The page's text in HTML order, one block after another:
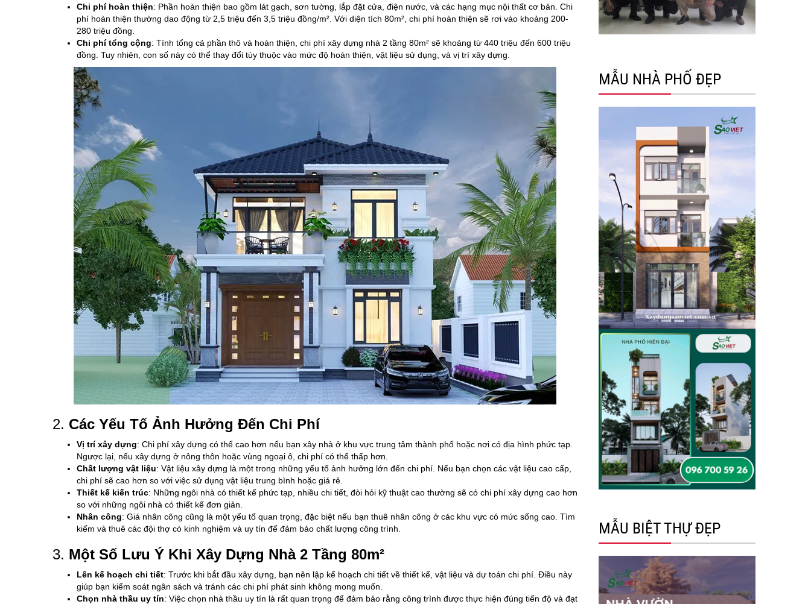
Chi phí hoàn thiện: Phần hoàn thiện bao gồm lát gạch, sơn tường, lắp đặt cửa, điện nước, và các hạng mục nội thất cơ bản. Chi
phí hoàn thiện thường dao động từ 2,5 triệu đến 3,5 triệu đồng/m². Với diện tích 80m², chi phí hoàn thiện sẽ rơi vào khoảng 200-
280 triệu đồng.
Chi phí tổng cộng: Tính tổng cả phần thô và hoàn thiện, chi phí xây dựng nhà 2 tầng 80m² sẽ khoảng từ 440 triệu đến 600 triệu
đồng. Tuy nhiên, con số này có thể thay đổi tùy thuộc vào mức độ hoàn thiện, vật liệu sử dụng, và vị trí xây dựng.
2. Các Yếu Tố Ảnh Hưởng Đến Chi Phí
Vị trí xây dựng: Chi phí xây dựng có thể cao hơn nếu bạn xây nhà ở khu vực trung tâm thành phố hoặc nơi có địa hình phức tạp.
Ngược lại, nếu xây dựng ở nông thôn hoặc vùng ngoại ô, chi phí có thể thấp hơn.
Chất lượng vật liệu: Vật liệu xây dựng là một trong những yếu tố ảnh hưởng lớn đến chi phí. Nếu bạn chọn các vật liệu cao cấp,
chi phí sẽ cao hơn so với việc sử dụng vật liệu trung bình hoặc giá rẻ.
Thiết kế kiến trúc: Những ngôi nhà có thiết kế phức tạp, nhiều chi tiết, đòi hỏi kỹ thuật cao thường sẽ có chi phí xây dựng cao hơn
so với những ngôi nhà có thiết kế đơn giản.
Nhân công: Giá nhân công cũng là một yếu tố quan trọng, đặc biệt nếu bạn thuê nhân công ở các khu vực có mức sống cao. Tìm
kiếm và thuê các đội thợ có kinh nghiệm và uy tín để đảm bảo chất lượng công trình.
3. Một Số Lưu Ý Khi Xây Dựng Nhà 2 Tầng 80m²
Lên kế hoạch chi tiết: Trước khi bắt đầu xây dựng, bạn nên lập kế hoạch chi tiết về thiết kế, vật liệu và dự toán chi phí. Điều này
giúp bạn kiểm soát ngân sách và tránh các chi phí phát sinh không mong muốn.
Chọn nhà thầu uy tín: Việc chọn nhà thầu uy tín là rất quan trọng để đảm bảo rằng công trình được thực hiện đúng tiến độ và đạt
MẪU NHÀ PHỐ ĐẸP
MẪU BIỆT THỰ ĐẸP